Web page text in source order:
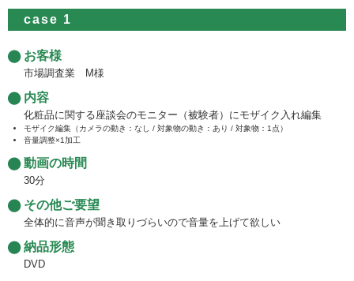
case 1
お客様
市場調査業 M様
内容
化粧品に関する座談会のモニター（被験者）にモザイク入れ編集
モザイク編集（カメラの動き：なし / 対象物の動き：あり / 対象物：1点）
音量調整×1加工
動画の時間
30分
その他ご要望
全体的に音声が聞き取りづらいので音量を上げて欲しい
納品形態
DVD